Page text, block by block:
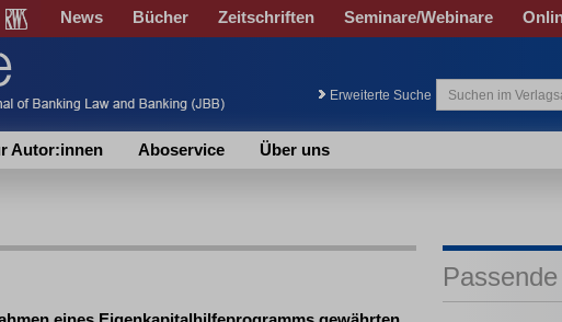
News Bücher Zeitschriften Seminare/Webinare
Erweiterte Suche
Autor:innen Aboservice Über uns